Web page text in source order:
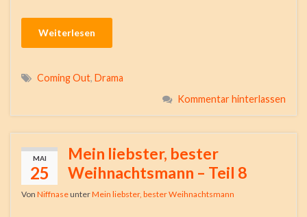
Weiterlesen
Coming Out, Drama
Kommentar hinterlassen
MAI
25
Mein liebster, bester
Weihnachtsmann – Teil 8
Von NiffnaseunterMein liebster, bester Weihnachtsmann